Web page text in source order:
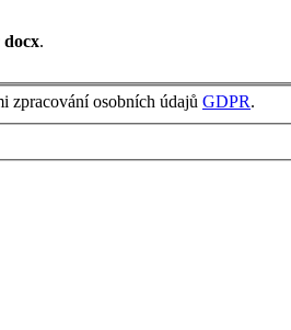
docx.
zpracování osobních údajů GDPR.